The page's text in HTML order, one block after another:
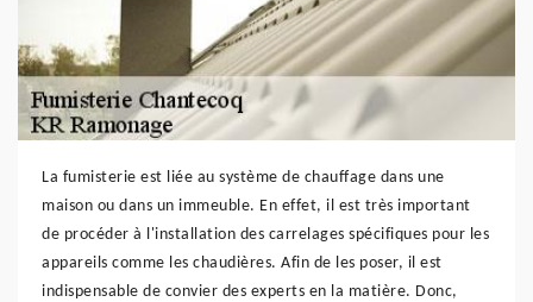
La fumisterie est liée au système de chauffage dans une
maison ou dans un immeuble. En effet, il est très important
de procéder à l'installation des carrelages spécifiques pour les
appareils comme les chaudières. Afin de les poser, il est
indispensable de convier des experts en la matière. Donc,